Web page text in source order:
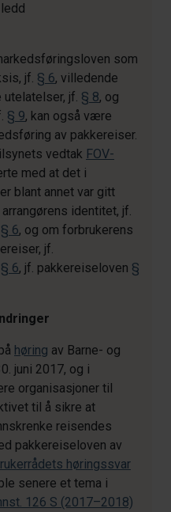
som
jf. § 6, villedende
utelatelser, jf. § 8, og
§ 9, kan også være
av pakkereiser.
vedtak FOV-
med at det i
blant annet var gitt
identitet, jf.
§ 6, og om forbrukerens
jf.
§ 6, jf. pakkereiseloven §
høring av Barne- og
juni 2017, og i
organisasjoner til
til å sikre at
reisendes
pakkereiseloven av
høringssvar
senere et tema i
126 S (2017–2018)